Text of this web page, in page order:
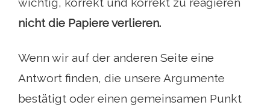
nicht die Papiere verlieren.
Wenn wir auf der anderen Seite eine
Antwort finden, die unsere Argumente
bestätigt oder einen gemeinsamen Punkt